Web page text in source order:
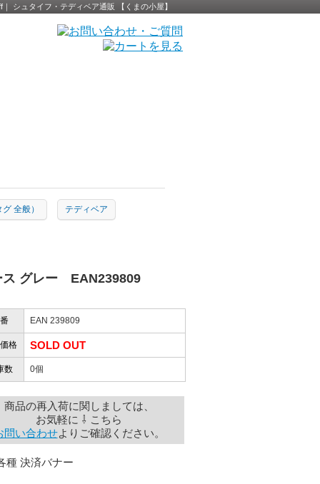
シュタイフ・テディベア通販 【くまの小屋】
全般） テディベア
ス グレー EAN239809
EAN 239809
格 SOLD OUT
数 0個
商品の再入荷に関しましては、
お気軽に ⇩ こちら
問い合わせよりご確認ください。